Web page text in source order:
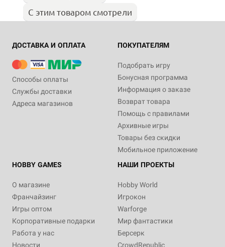
С этим товаром смотрели
ДОСТАВКА И ОПЛАТА
Способы оплаты
Службы доставки
Адреса магазинов
ПОКУПАТЕЛЯМ
Подобрать игру
Бонусная программа
Информация о заказе
Возврат товара
Помощь с правилами
Архивные игры
Товары без скидки
Мобильное приложение
HOBBY GAMES
О магазине
Франчайзинг
Игры оптом
Корпоративные подарки
Работа у нас
Новости
НАШИ ПРОЕКТЫ
Hobby World
Игрокон
Warforge
Мир фантастики
Берсерк
CrowdRepublic